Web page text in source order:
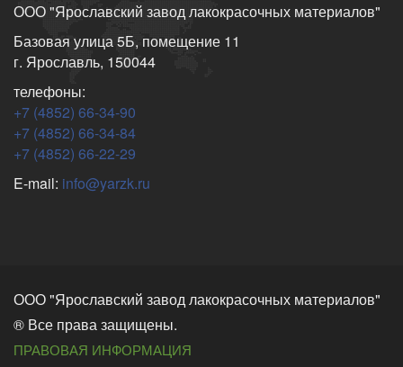
ООО "Ярославский завод лакокрасочных материалов"
Базовая улица 5Б, помещение 11
г. Ярославль, 150044
телефоны:
+7 (4852) 66-34-90
+7 (4852) 66-34-84
+7 (4852) 66-22-29
E-mail: info@yarzk.ru
ООО "Ярославский завод лакокрасочных материалов"
® Все права защищены.
ПРАВОВАЯ ИНФОРМАЦИЯ